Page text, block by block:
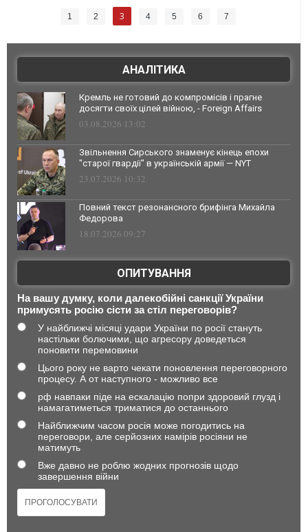
1 2 3 4 5 6 7
АНАЛІТИКА
Кремль не готовий до компромісів і прагне
досягти своїх цілей війною, - Foreign Affairs
03.08.2026 13:02
Звільнення Сирського знаменує кінець епохи
"старої гвардії" в українській армії — NYT
23.07.2026 10:32
Повний текст резонансного брифінга Михайла
Федорова
18.07.2026 09:27
ОПИТУВАННЯ
На вашу думку, коли далекобійні санкції України
примусять росію сісти за стіл переговорів?
У найближчі місяці удари України по росії стануть
настільки болючими, що агресору доведеться
поновити перемовини
Цього року не варто чекати поновлення переговорного
процесу. А от наступного - можливо все
рф навпаки піде на ескалацію попри здоровий глузд і
намагатиметься триматися до останнього
Найближчим часом росія може погодитись на
переговори, але серйозних намірів росіяни не
матимуть
Вже давно не роблю жодних прогнозів щодо
завершення війни